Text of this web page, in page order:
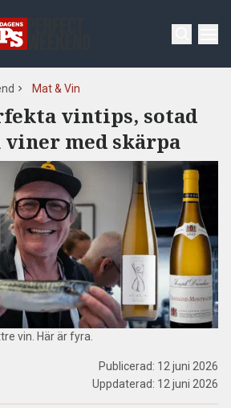
Mat & Vin
vintips, sotad
med skärpa
vin. Här är fyra.
Publicerad: 12 juni 2026
Uppdaterad: 12 juni 2026